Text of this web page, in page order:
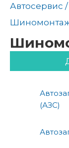
Автосервис
(АЗС)